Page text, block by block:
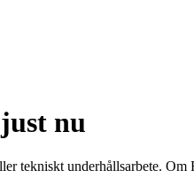
nu
tekniskt underhållsarbete.